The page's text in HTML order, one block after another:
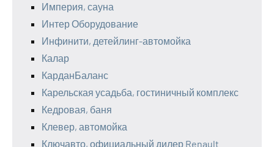
Империя, сауна
Интер Оборудование
Инфинити, детейлинг-автомойка
Калар
КарданБаланс
Карельская усадьба, гостиничный комплекс
Кедровая, баня
Клевер, автомойка
Ключавто, официальный дилер Renault